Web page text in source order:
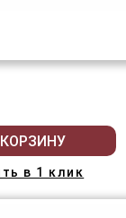
в 1 клик